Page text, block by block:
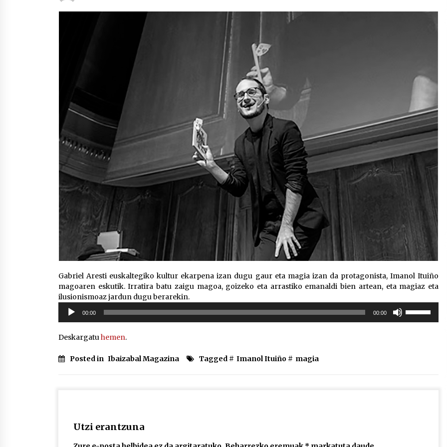
2026/07/16
POTTO: San Pedro jaietako bertso-
2026/07/09
Auritz Iñurrietaren margoak
ikusgai Uribitarte40 aretoan
Ringo Starr-en lan berriak
Gabriel Aresti euskaltegiko kultur ekarpena izan dugu gaur eta magia izan da protagonista, Imanol Ituiño
magoaren eskutik. Irratira batu zaigu magoa, goizeko eta arrastiko emanaldi bien artean, eta magiaz eta
ilusionismoaz jardun dugu berarekin.
Soinu
erreproduzigailua
00:00 00:00
Deskargatuhemen.
Posted in Ibaizabal Magazina Tagged # Imanol Ituiño # magia
Utzi erantzuna